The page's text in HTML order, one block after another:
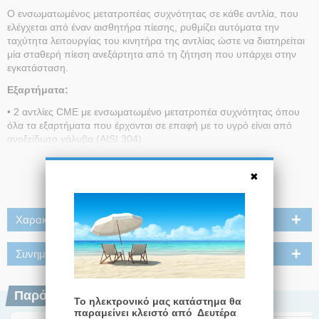
Ο ενσωματωμένος μετατροπέας συχνότητας σε κάθε αντλία, που
ελέγχεται από έναν αισθητήρα πίεσης, ρυθμίζει αυτόματα την
ταχύτητα λειτουργίας του κινητήρα της αντλίας ώστε να διατηρείται
μία σταθερή πίεση ανεξάρτητα από τη ζήτηση που υπάρχει στην
εγκατάσταση.
Εξαρτήματα:
• 2 αντλίες CME με ενσωματωμένο μετατροπέα συχνότητας όπου
όλα τα εξαρτήματα που έρχονται σε επαφή με το υγρό είναι από
ανοξείδωτο χάλυβα (AISI 304).
• Πεντάοδο εξάρτημα με ενσωματωμένη βαλβίδα αντεπιστροφής
• 2 Δοχεία διαστολής 2 λίτρων (ανά αντλία).
• Αισθητήριο πίεσης και μανόμετρο (ανά αντλία).
• Καλώδιο τροφοδοσίας μήκους 1,5 m με φις Schuko.
• Βηματικός έλεγχος και εναλλαγή αντλιών
• Προστασία κατά της ξηρής λειτουργίας
• Ανθεκτική σχεδίαση από ανοξείδωτο χάλυβα
Χαρακτηριστικά
Συνημμένα
Παρόμοια ΠροϊόνταΤο ηλεκτρονικό μας κατάστημα θα
παραμείνει κλειστό από Δευτέρα